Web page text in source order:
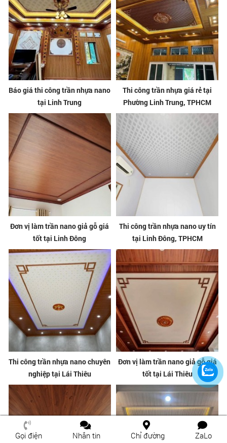
Báo giá thi công trần nhựa nano
tại Linh Trung
Thi công trần nhựa giá rẻ tại
Phường Linh Trung, TPHCM
Đơn vị làm trần nano giả gỗ giá
tốt tại Linh Đông
Thi công trần nhựa nano uy tín
tại Linh Đông, TPHCM
Thi công trần nhựa nano chuyên
nghiệp tại Lái Thiêu
Đơn vị làm trần nano giả gỗ giá
tốt tại Lái Thiêu
Gọi điện Nhắn tin Chỉ đường ZaLo